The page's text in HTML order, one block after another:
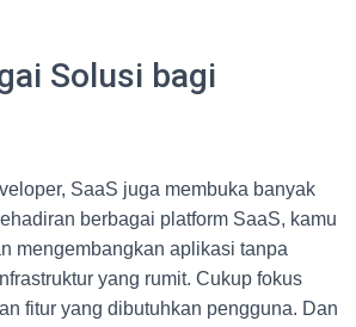
Solusi bagi
SaaS juga membuka banyak
berbagai platform SaaS, kamu
mengembangkan aplikasi tanpa
yang rumit. Cukup fokus
fitur yang dibutuhkan pengguna. Dan